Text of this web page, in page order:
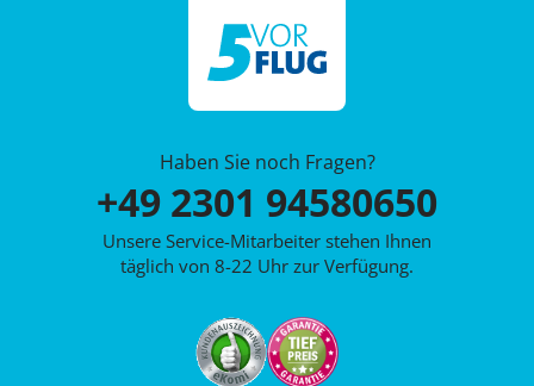
Haben Sie noch Fragen?
+49 2301 94580650
Unsere Service-Mitarbeiter stehen Ihnen
täglich von 8-22 Uhr zur Verfügung.